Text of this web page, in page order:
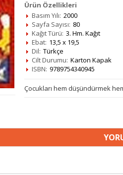
Ürün Özellikleri
Basım Yılı: 2000
Sayfa Sayısı: 80
Kağıt Türü: 3. Hm. Kağıt
Ebat: 13,5 x 19,5
Dil: Türkçe
Cilt Durumu: Karton Kapak
ISBN: 9789754340945
Çocukları hem düşündürmek